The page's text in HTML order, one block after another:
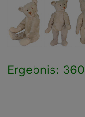
Ergebnis: